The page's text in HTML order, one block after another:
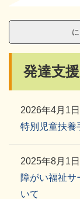
発達支
2026年4月1
特別児童扶養
2025年8月1
障がい福祉サ
いて